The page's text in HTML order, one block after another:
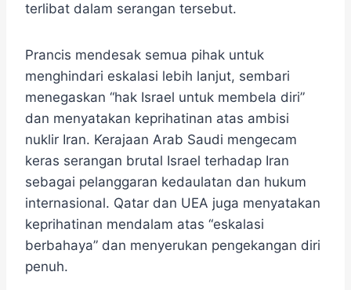
terlibat dalam serangan tersebut.
Prancis mendesak semua pihak untuk
menghindari eskalasi lebih lanjut, sembari
menegaskan “hak Israel untuk membela diri”
dan menyatakan keprihatinan atas ambisi
nuklir Iran. Kerajaan Arab Saudi mengecam
keras serangan brutal Israel terhadap Iran
sebagai pelanggaran kedaulatan dan hukum
internasional. Qatar dan UEA juga menyatakan
keprihatinan mendalam atas “eskalasi
berbahaya” dan menyerukan pengekangan diri
penuh.